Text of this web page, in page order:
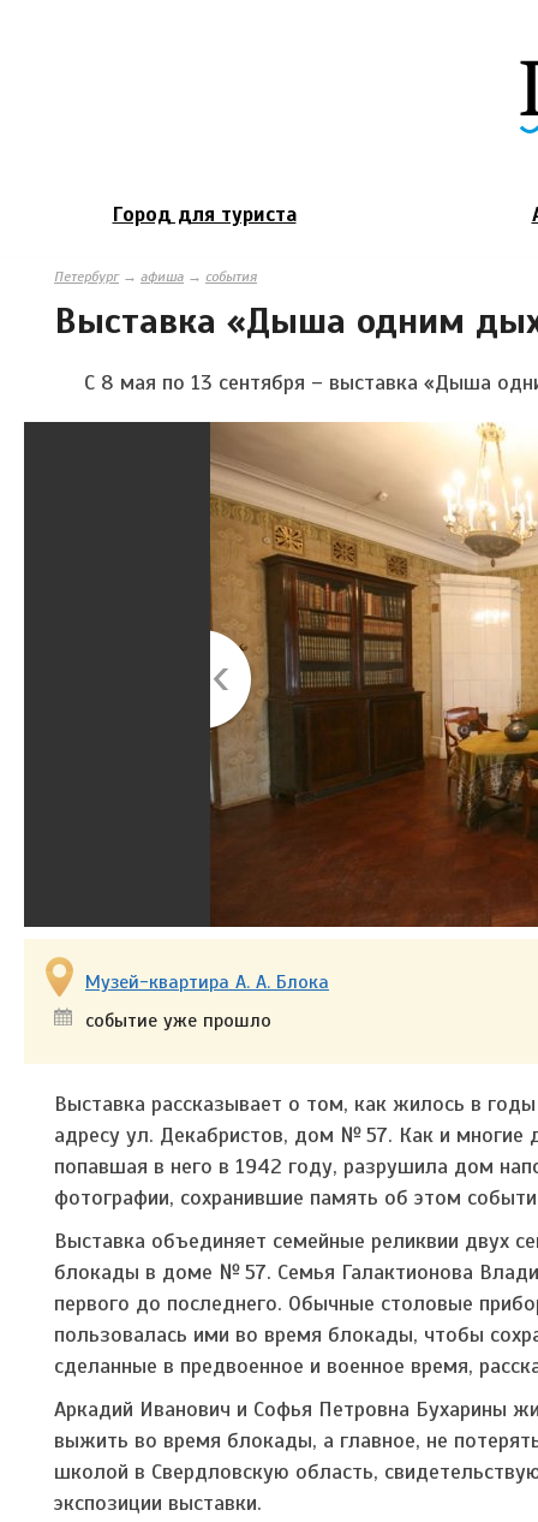
Город для туриста
Петербург→ афиша → события
Выставка «Дыша одним
С 8 мая по 13 сентября – выставка «Дыша
Музей-квартира А. А. Блока
событие уже прошло
Выставка рассказывает о том, как жилось в
адресу ул. Декабристов, дом № 57. Как и
попавшая в него в 1942 году, разрушила дом
фотографии, сохранившие память об этом
Выставка объединяет семейные реликвии двух
блокады в доме № 57. Семья Галактионова
первого до последнего. Обычные столовые
пользовалась ими во время блокады, чтобы
сделанные в предвоенное и военное время,
Аркадий Иванович и Софья Петровна Бухарины
выжить во время блокады, а главное, не
школой в Свердловскую область,
экспозиции выставки.